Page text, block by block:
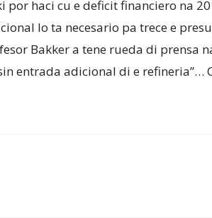
por haci cu e deficit financiero na
lo ta necesario pa trece e
Bakker a tene rueda di prensa
entrada adicional di e refineria”…